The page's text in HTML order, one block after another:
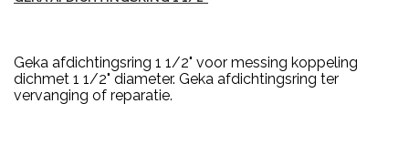
Geka afdichtingsring 1 1/2" voor messing koppeling
dichmet 1 1/2" diameter. Geka afdichtingsring ter
vervanging of reparatie.